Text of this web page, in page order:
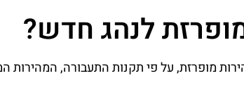
לנהג חדש?
מופרזת, על פי תקנות התעבורה, המהירות